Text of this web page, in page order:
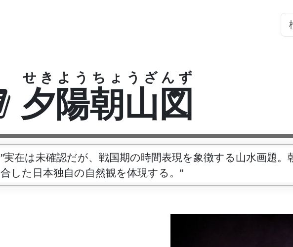
夕陽朝山図
せきようちょうざんず
"実在は未確認だが、戦国期の時間表現を象徴する山水画題
合した日本独自の自然観を体現する。"